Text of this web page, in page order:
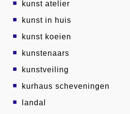
kunst atelier
kunst in huis
kunst koeien
kunstenaars
kunstveiling
kurhaus scheveningen
landal